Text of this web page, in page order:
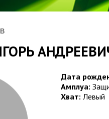
Дата
Амплуа:
Хват: Левый